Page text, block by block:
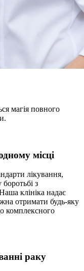
магія повного
місці
лікування,
з
клініка надає
отримати будь-яку
комплексного
раку